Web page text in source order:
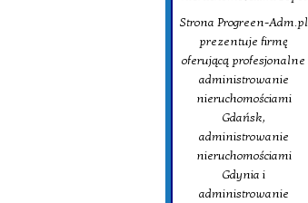
Strona Progreen-Adm.pl
prezentuje firmę
oferującą profesjonalne
administrowanie
nieruchomościami
Gdańsk,
administrowanie
nieruchomościami
Gdynia i
administrowanie